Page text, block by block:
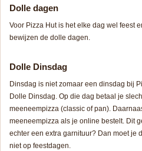
Dolle dagen
Voor Pizza Hut is het elke dag wel feest
bewijzen de dolle dagen.
Dolle Dinsdag
Dinsdag is niet zomaar een dinsdag bij
Dolle Dinsdag. Op die dag betaal je
meeneempizza (classic of pan).
meeneempizza als je online bestelt. Dit
echter een extra garnituur? Dan moet je
niet op feestdagen.